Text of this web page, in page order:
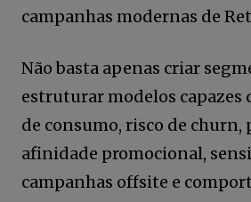
campanhas modernas de
Não basta apenas criar
estruturar modelos
de consumo, risco de
afinidade promocional,
campanhas offsite e